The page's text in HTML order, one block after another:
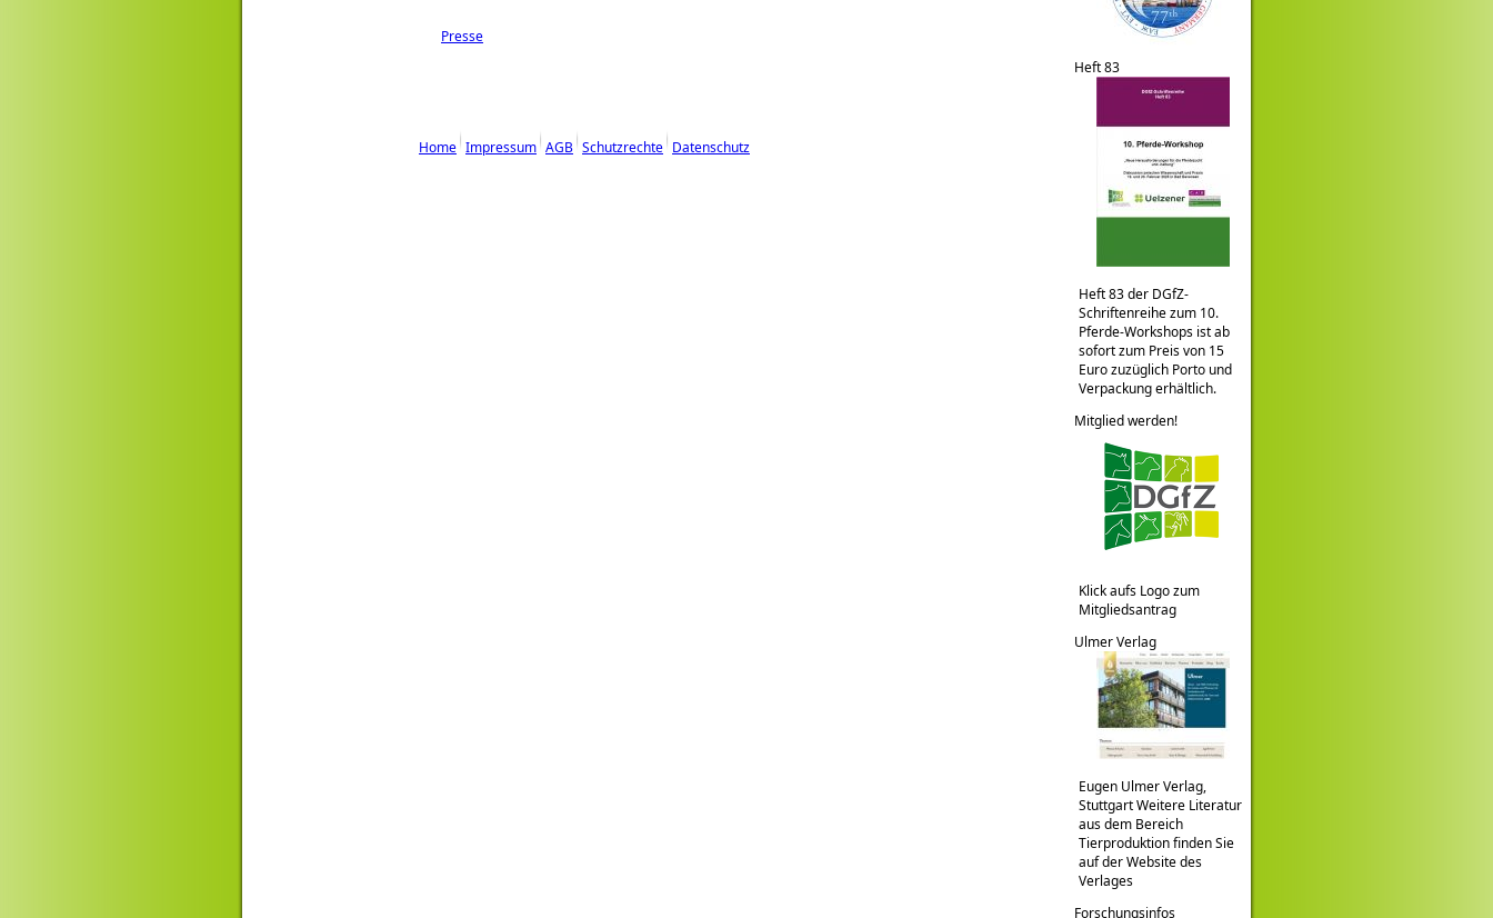
Presse
Home Impressum AGB Schutzrechte Datenschutz
Heft 83
Heft 83 der DGfZ-
Schriftenreihe zum 10.
Pferde-Workshops ist ab
sofort zum Preis von 15
Euro zuzüglich Porto und
Verpackung erhältlich.
Mitglied werden!
Klick aufs Logo zum
Mitgliedsantrag
Ulmer Verlag
Eugen Ulmer Verlag,
Stuttgart Weitere Literatur
aus dem Bereich
Tierproduktion finden Sie
auf der Website des
Verlages
Forschungsinfos